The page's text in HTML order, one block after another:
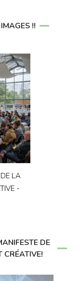
!!
LA
-
DE
CRÉATIVE!